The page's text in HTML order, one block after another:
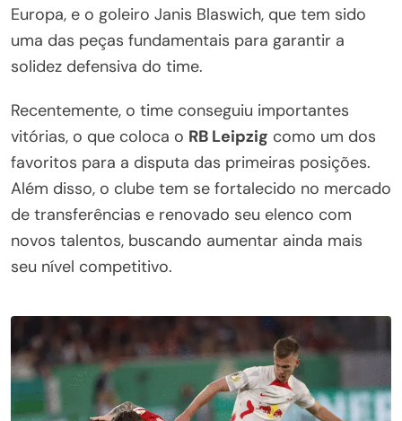
Europa, e o goleiro Janis Blaswich, que tem sido
uma das peças fundamentais para garantir a
solidez defensiva do time.
Recentemente, o time conseguiu importantes
vitórias, o que coloca o RB Leipzig como um dos
favoritos para a disputa das primeiras posições.
Além disso, o clube tem se fortalecido no mercado
de transferências e renovado seu elenco com
novos talentos, buscando aumentar ainda mais
seu nível competitivo.